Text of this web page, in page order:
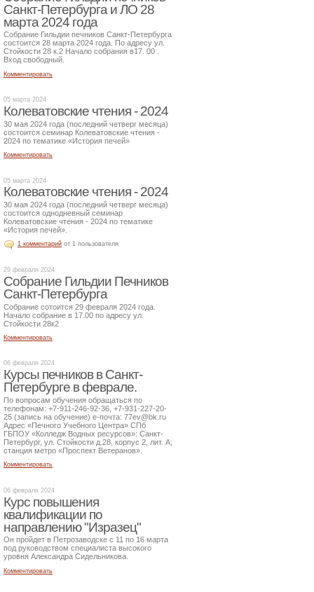
Санкт-Петербурга и ЛО 28
марта 2024 года
Собрание Гильдии печников Санкт-Петербурга
состоится 28 марта 2024 года. По адресу ул.
Стойкости 28 к.2 Начало собрания в17. 00 .
Вход свободный.
Комментировать
05 марта 2024
Колеватовские чтения - 2024
30 мая 2024 года (последний четверг месяца)
состоится семинар Колеватовские чтения -
2024 по тематике «История печей»
Комментировать
05 марта 2024
Колеватовские чтения - 2024
30 мая 2024 года (последний четверг месяца)
состоится однодневный семинар
Колеватовские чтения - 2024 по тематике
«История печей».
1 комментарий от 1 пользователя
29 февраля 2024
Собрание Гильдии Печников
Санкт-Петербурга
Собрание сотоится 29 февраля 2024 года.
Начало собрание в 17.00 по адресу ул.
Стойкости 28к2
Комментировать
06 февраля 2024
Курсы печников в Санкт-
Петербурге в феврале.
По вопросам обучения обращаться по
телефонам: +7-911-246-92-36, +7-931-227-20-
25 (запись на обучение) е-почта: 77ev@bk.ru
Адрес «Печного Учебного Центра» СПб
ГБПОУ «Колледж Водных ресурсов»: Санкт-
Петербург, ул. Стойкости д.28, корпус 2, лит. А;
станция метро «Проспект Ветеранов».
Комментировать
06 февраля 2024
Курс повышения
квалификации по
направлению "Изразец"
Он пройдет в Петрозаводске с 11 по 16 марта
под руководством специалиста высокого
уровня Александра Сидельникова.
Комментировать